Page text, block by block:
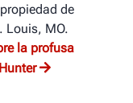
de
Louis, MO.
la profusa